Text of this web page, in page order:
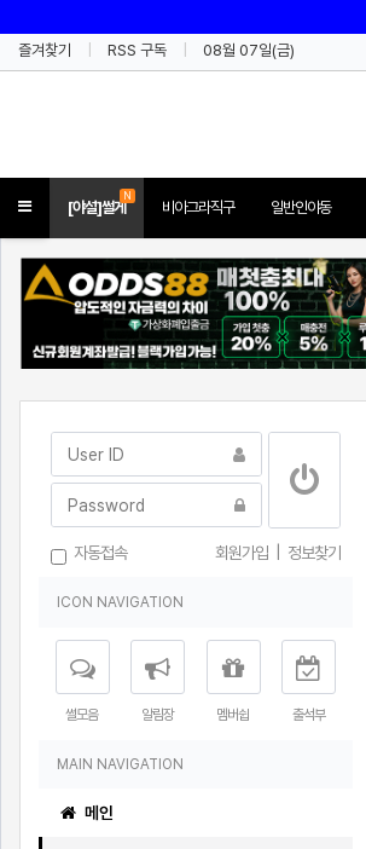
즐겨찾기
RSS 구독 08월 07일(금)
Toggle[야설]썰게
N
비아그라직구 일반인야동
자동접속 회원가입 정보찾기
ICON NAVIGATION
썰모음 알림장 멤버쉽 출석부
MAIN NAVIGATION
메인